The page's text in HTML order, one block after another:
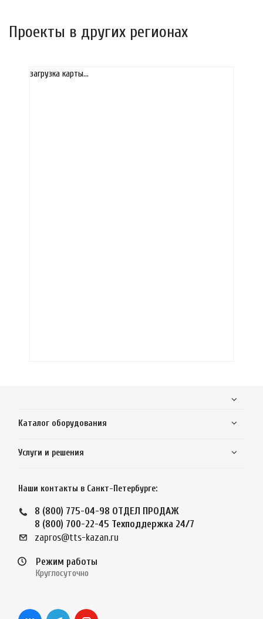
Проекты в других регионах
загрузка карты...
Каталог оборудования
Услуги и решения
Наши контакты в Санкт-Петербурге:
8 (800) 775-04-98 ОТДЕЛ ПРОДАЖ
8 (800) 700-22-45 Техподдержка 24/7
zapros@tts-kazan.ru
Режим работы
Круглосуточно